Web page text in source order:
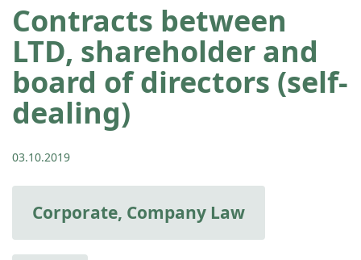
Contracts between
LTD, shareholder and
board of directors (self-
dealing)
03.10.2019
Corporate, Company Law